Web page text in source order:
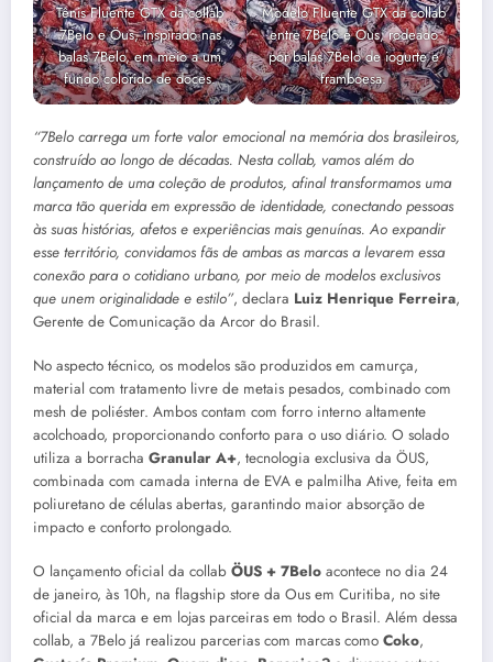
Tênis Fluente GTX da collab
7Belo e Öus, inspirado nas
balas 7Belo, em meio a um
fundo colorido de doces.
Modelo Fluente GTX da collab
entre 7Belo e Ous, rodeado
por balas 7Belo de iogurte e
framboesa.
“7Belo carrega um forte valor emocional na memória dos brasileiros,
construído ao longo de décadas. Nesta collab, vamos além do
lançamento de uma coleção de produtos, afinal transformamos uma
marca tão querida em expressão de identidade, conectando pessoas
às suas histórias, afetos e experiências mais genuínas. Ao expandir
esse território, convidamos fãs de ambas as marcas a levarem essa
conexão para o cotidiano urbano, por meio de modelos exclusivos
que unem originalidade e estilo”, declara Luiz Henrique Ferreira,
Gerente de Comunicação da Arcor do Brasil.
No aspecto técnico, os modelos são produzidos em camurça,
material com tratamento livre de metais pesados, combinado com
mesh de poliéster. Ambos contam com forro interno altamente
acolchoado, proporcionando conforto para o uso diário. O solado
utiliza a borracha Granular A+, tecnologia exclusiva da ÖUS,
combinada com camada interna de EVA e palmilha Ative, feita em
poliuretano de células abertas, garantindo maior absorção de
impacto e conforto prolongado.
O lançamento oficial da collab ÖUS + 7Belo acontece no dia 24
de janeiro, às 10h, na flagship store da Ous em Curitiba, no site
oficial da marca e em lojas parceiras em todo o Brasil. Além dessa
collab, a 7Belo já realizou parcerias com marcas como Coko,